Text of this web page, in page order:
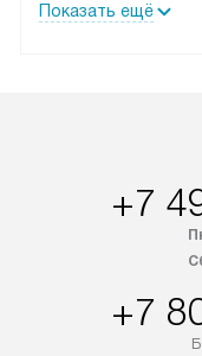
рекомендуем
быть отправлены
интересен товар
приобретения с
доставляются
по Москве в
Показать ещё
+7
+7